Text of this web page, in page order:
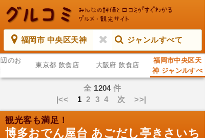
福岡市 中央区天神 ジャンルすべて
のお
東京都 飲食店 大阪府 飲食店
福岡市中央区天
神 ジャンルすべ
て
全 1204件
|<< 12 3 4 次 >>|
観光客も満足！
博多おでん屋台 あごだし亭きさいち